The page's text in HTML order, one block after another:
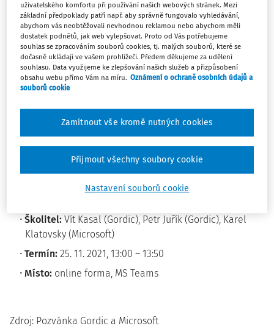
Bezplatný webinář o povinnosti vést spisovou službu v
elektronické podobě pro orgány veřejné moci pořádá
Gordic ve spolupráci s firmou Microsoft.
Na webináři vás provedou legislativou, představí
praktické ukázky práce v programu a dovíte se více o
Registrace:https://www.gordic.cz/skoleni/detail?
Pokud se nebudete moci webináře v tomto termínu
marketing@gordic.cz
záznam z webináře vám bude po uskutečnění zaslán.
Školitel: Vít Kasal (Gordic), Petr Juřík (Gordic), Karel
Klatovsky (Microsoft)
Termín: 25. 11. 2021, 13:00 – 13:50
Místo: online forma, MS Teams
Zdroj: Pozvánka Gordic a Microsoft
uživatelského komfortu při používání našich webových stránek. Mezi
základní předpoklady patří např. aby správně fungovalo vyhledávání,
abychom vás neobtěžovali nevhodnou reklamou nebo abychom měli
dostatek podnětů, jak web vylepšovat. Proto od Vás potřebujeme
souhlas se zpracováním souborů cookies, tj. malých souborů, které se
dočasně ukládají ve vašem prohlížeči. Předem děkujeme za udělení
souhlasu. Data využijeme ke zlepšování našich služeb a přizpůsobení
obsahu webu přímo Vám na míru. Oznámení o ochraně osobních údajů a
souborů cookie
Nastavení souborů cookie
Zamítnout vše kromě nutných cookies
Přijmout všechny soubory cookie